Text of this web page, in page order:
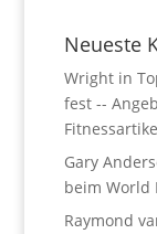
Neueste
Wright in
fest --
Gary
beim World
Raymond